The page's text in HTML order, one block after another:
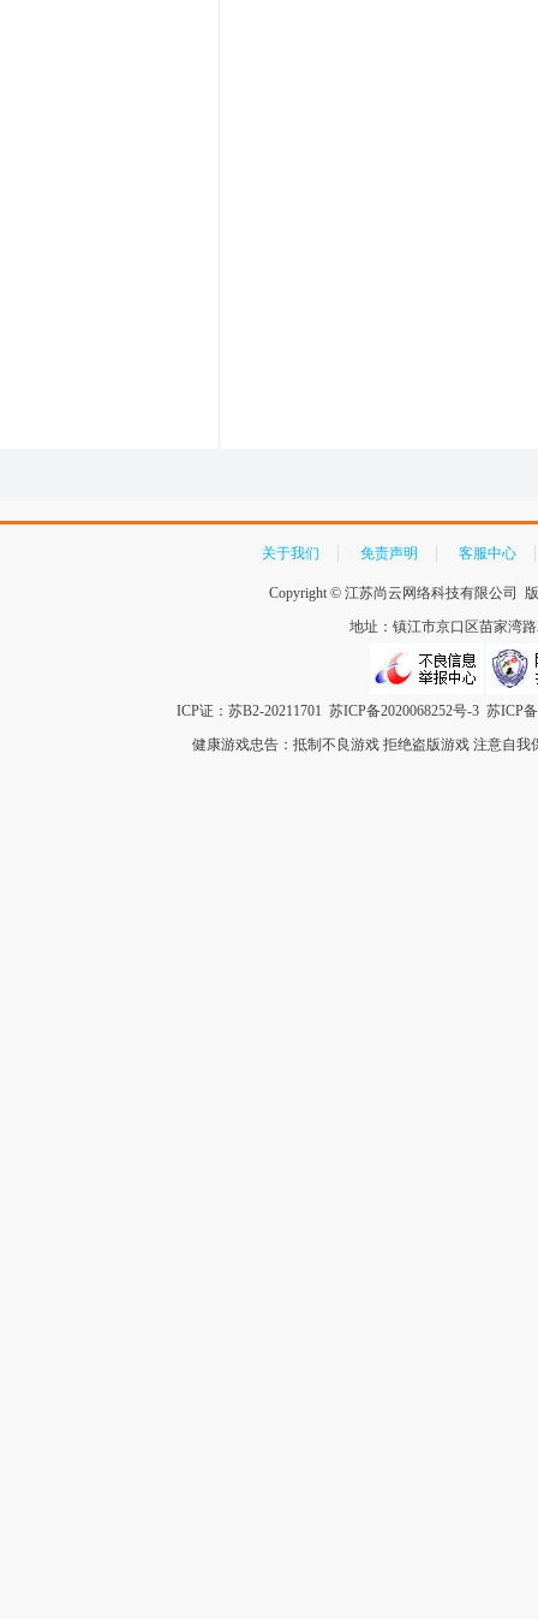
关于我们 免责声明 客服中心
Copyright © 江苏尚云网络科技有限公司
地址：镇江市京口区苗家湾
ICP证：苏B2-20211701 苏ICP备2020068252号-3 苏ICP
健康游戏忠告：抵制不良游戏 拒绝盗版游戏 注意自